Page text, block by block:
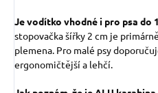
Je vodítko vhodné i pro psa do
stopovačka šířky 2 cm je
plemena. Pro malé psy
ergonomičtější a lehčí.